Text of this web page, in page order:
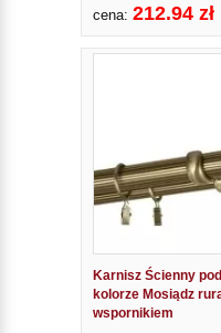
cena: 212.94 zł
Karnisz Ścienny
kolorze Mosiądz
wspornikiem